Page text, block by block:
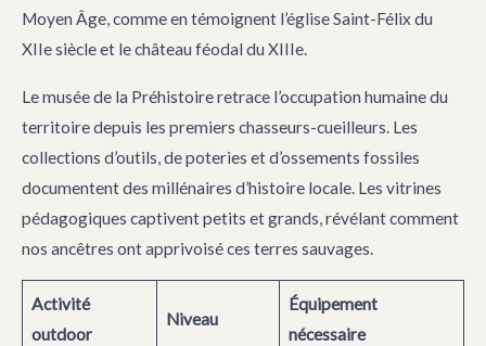
Moyen Âge, comme en témoignent l’église Saint-Félix du
XIIe siècle et le château féodal du XIIIe.
Le musée de la Préhistoire retrace l’occupation humaine du
territoire depuis les premiers chasseurs-cueilleurs. Les
collections d’outils, de poteries et d’ossements fossiles
documentent des millénaires d’histoire locale. Les vitrines
pédagogiques captivent petits et grands, révélant comment
nos ancêtres ont apprivoisé ces terres sauvages.
Activité
outdoor
Niveau
Équipement
nécessaire